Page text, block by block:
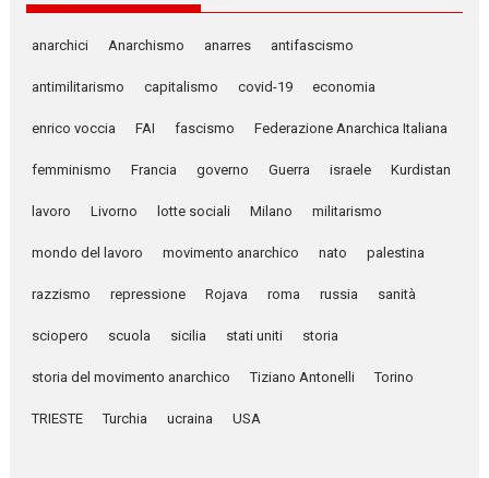
anarchici Anarchismo anarres antifascismo
antimilitarismo capitalismo covid-19 economia
enrico voccia FAI fascismo Federazione Anarchica Italiana
femminismo Francia governo Guerra israele Kurdistan
lavoro Livorno lotte sociali Milano militarismo
mondo del lavoro movimento anarchico nato palestina
razzismo repressione Rojava roma russia sanità
sciopero scuola sicilia stati uniti storia
storia del movimento anarchico Tiziano Antonelli Torino
TRIESTE Turchia ucraina USA